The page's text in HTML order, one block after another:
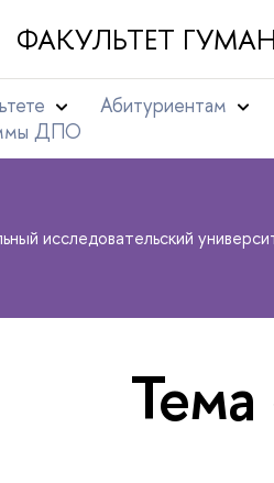
ФАКУЛЬТЕТ
Абитуриентам
ДПО
исследовательский
Тема